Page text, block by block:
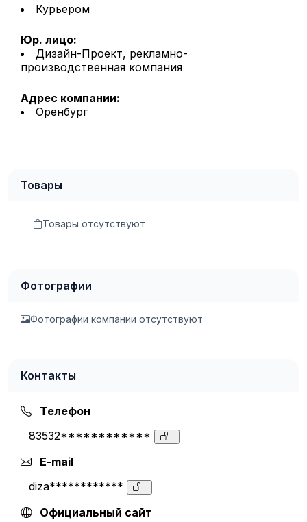
Курьером
Юр. лицо:
Дизайн-Проект, рекламно-
производственная компания
Адрес компании:
Оренбург
Товары
Товары отсутствуют
Фотографии
Фотографии компании отсутствуют
Контакты
Телефон
83532************
E-mail
diza************
Официальный сайт